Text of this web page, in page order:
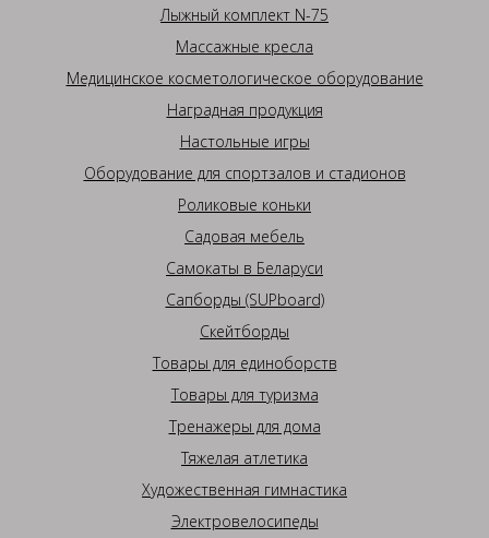
Лыжный комплект N-75
Массажные кресла
Медицинское косметологическое оборудование
Наградная продукция
Настольные игры
Оборудование для спортзалов и стадионов
Роликовые коньки
Садовая мебель
Самокаты в Беларуси
Сапборды (SUPboard)
Скейтборды
Товары для единоборств
Товары для туризма
Тренажеры для дома
Тяжелая атлетика
Художественная гимнастика
Электровелосипеды